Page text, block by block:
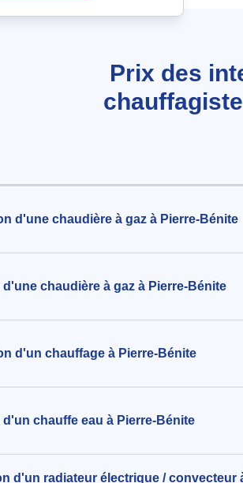
du chauffe-eau
de ballon d'eau
annuel et diagnostic
rencontré
Prix des
d'une chaudière à gaz à Pierre-Bénite
d'une chaudière à gaz à Pierre-Bénite
d'un chauffage à Pierre-Bénite
d'un chauffe eau à Pierre-Bénite
d'un radiateur électrique / convecteur